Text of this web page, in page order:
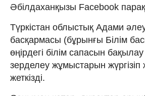
Әбілдаханқызы Facebook
Түркістан облыстық Адами
басқармасы (бұрынғы Білім
өңірдегі білім сапасын
зерделеу жұмыстарын жүргізіп
жеткізді.